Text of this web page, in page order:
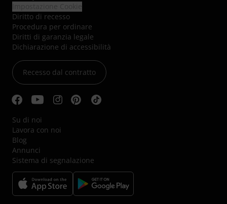
Diritto di recesso
Procedura per ordinare
Diritti di garanzia legale
Dichiarazione di accessibilità
Recesso dal contratto
Su di noi
Lavora con noi
Blog
Annunci
Sistema di segnalazione